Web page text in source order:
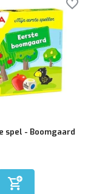
spel - Boomgaard